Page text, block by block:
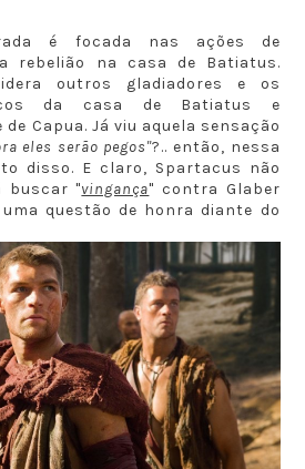
é focada nas ações de
rebelião na casa de Batiatus.
outros gladiadores e os
da casa de Batiatus e
Capua. Já viu aquela sensação
eles serão pegos"?.. então, nessa
disso. E claro, Spartacus não
buscar "vingança" contra Glaber
questão de honra diante do